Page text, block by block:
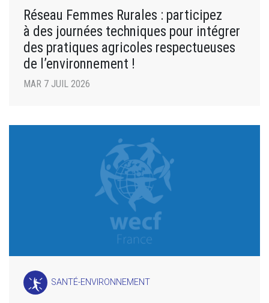
Réseau Femmes Rurales : participez
à des journées techniques pour intégrer
des pratiques agricoles respectueuses
de l’environnement !
MAR 7 JUIL 2026
SANTÉ-ENVIRONNEMENT